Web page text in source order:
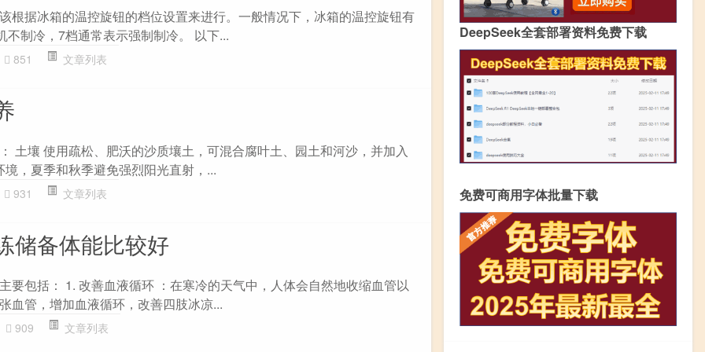
根据冰箱的温控旋钮的档位设置来进行。一般情况下，冰箱的温控旋钮有
不制冷，7档通常表示强制制冷。 以下...
851 文章列表
土壤 使用疏松、肥沃的沙质壤土，可混合腐叶土、园土和河沙，并加入
，夏季和秋季避免强烈阳光直射，...
931 文章列表
储备体能比较好
要包括： 1. 改善血液循环 ：在寒冷的天气中，人体会自然地收缩血管以
血管，增加血液循环，改善四肢冰凉...
909 文章列表
DeepSeek全套部署资料免费下载
免费可商用字体批量下载